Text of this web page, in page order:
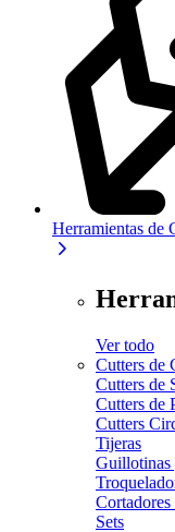
Herramientas de
Ver todo
Cutters de
Cutters de
Cutters de
Cutters
Tijeras
Guillotinas
Cortadores
Sets